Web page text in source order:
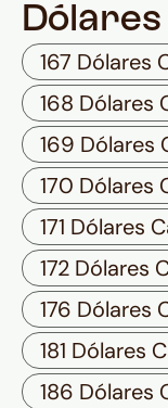
167 Dólares
168 Dólares
169 Dólares
170 Dólares
171 Dólares
172 Dólares
176 Dólares
181 Dólares
186 Dólares